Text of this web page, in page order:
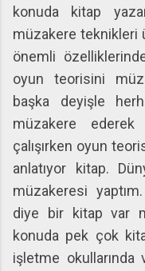
konuda kitap
müzakere teknikleri
önemli
oyun teorisini
başka deyişle
müzakere
çalışırken oyun
anlatıyor kitap.
müzakeresi
diye bir kitap var
konuda pek çok
işletme